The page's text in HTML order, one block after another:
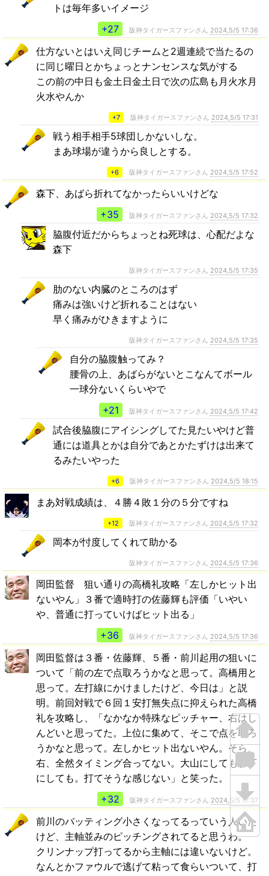
トは毎年多いイメージ
+27
阪神タイガースファンさん 2024,5/5 17:36
仕方ないとはいえ同じチームと2週連続で当たるの
に同じ曜日とかちょっとナンセンスな気がする
この前の中日も金土日金土日で次の広島も月火水月
火水やんか
+7 阪神タイガースファンさん 2024,5/5 17:31
戦う相手相手5球団しかないしな。
まあ球場が違うから良しとする。
+6 阪神タイガースファンさん 2024,5/5 17:52
森下、あばら折れてなかったらいいけどな
+35
阪神タイガースファンさん 2024,5/5 17:32
脇腹付近だからちょっとね死球は、心配だよな
森下
阪神タイガースファンさん 2024,5/5 17:35
肋のない内臓のところのはず
痛みは強いけど折れることはない
早く痛みがひきますように
阪神タイガースファンさん 2024,5/5 17:35
自分の脇腹触ってみ？
腰骨の上、あばらがないとこなんてボール
一球分ないくらいやで
+21
阪神タイガースファンさん 2024,5/5 17:42
試合後脇腹にアイシングしてた見たいやけど普
通には道具とかは自分であとかたずけは出来て
るみたいやった
+6 阪神タイガースファンさん 2024,5/5 18:15
まあ対戦成績は、４勝４敗１分の５分ですね
+12 阪神タイガースファンさん 2024,5/5 17:32
岡本が忖度してくれて助かる
阪神タイガースファンさん 2024,5/5 17:36
岡田監督 狙い通りの高橋礼攻略「左しかヒット出
ないやん」３番で適時打の佐藤輝も評価「いやい
や、普通に打っていけばヒット出る」
+36
阪神タイガースファンさん 2024,5/5 17:36
岡田監督は３番・佐藤輝、５番・前川起用の狙いに
ついて「前の左で点取ろうかなと思って。高橋用と
思って。左打線にかけましたけど、今日は」と説
明。前回対戦で６回１安打無失点に抑えられた高橋
礼を攻略し、「なかなか特殊なピッチャー、右はし
んどいと思ってた。上位に集めて、そこで点を取ろ
うかなと思って。左しかヒット出ないやん。そら、
右、全然タイミング合ってない。大山にしても森下
にしても。打てそうな感じない」と笑った。
+32
阪神タイガースファンさん 2024,5/5 17:37
前川のバッティング小さくなってるっていう人いた
けど、主軸並みのピッチングされてると思うわ。
クリンナップ打ってるから主軸には違いないけど。
なんとかファウルで逃げて粘って食らいついて、打